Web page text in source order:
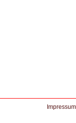
Impressum